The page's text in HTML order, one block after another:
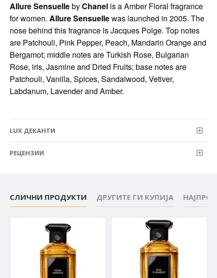
Allure SensuellebyChanel is a Amber Floral fragrance
for women. Allure Sensuellewas launched in 2005. The
nose behind this fragrance is Jacques Polge. Top notes
are Patchouli, Pink Pepper, Peach, Mandarin Orange and
Bergamot; middle notes are Turkish Rose, Bulgarian
Rose, iris, Jasmine and Dried Fruits; base notes are
Patchouli, Vanilla, Spices, Sandalwood, Vetiver,
Labdanum, Lavender and Amber.
LUX ДЕКАНТИ
РЕЦЕНЗИИ
СЛИЧНИ ПРОДУКТИ ДРУГИТЕ ГИ КУПИЈА